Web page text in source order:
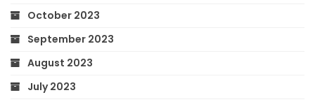
October 2023
September 2023
August 2023
July 2023